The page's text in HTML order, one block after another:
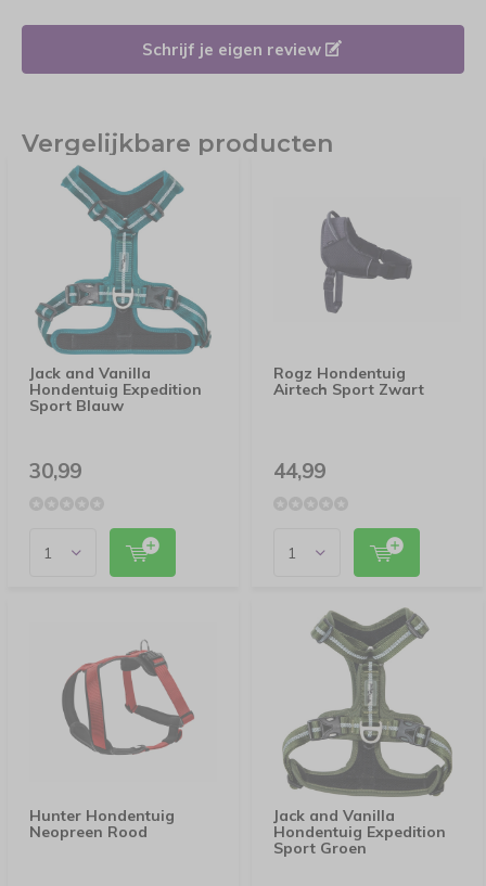
Schrijf je eigen review
Vergelijkbare producten
Jack and Vanilla
Hondentuig Expedition
Sport Blauw
30,99
Rogz Hondentuig
Airtech Sport Zwart
44,99
Hunter Hondentuig
Neopreen Rood
Jack and Vanilla
Hondentuig Expedition
Sport Groen